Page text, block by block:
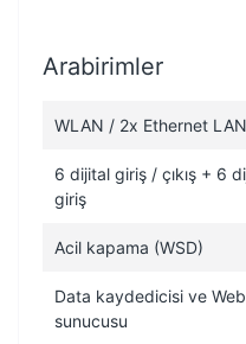
Arabirimler
WLAN / 2x Ethernet LAN
6 dijital giriş / çıkış + 6
giriş
Acil kapama (WSD)
Data kaydedicisi ve Web
sunucusu